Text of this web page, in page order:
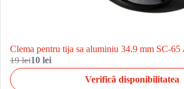
Clema pentru tija sa aluminiu 34.9 mm SC-65
19 lei10 lei
Verifică disponibilitatea